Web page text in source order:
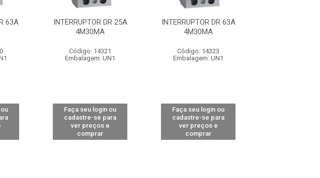
63A
INTERRUPTOR DR 25A
4M30MA
Código: 14321
Embalagem: UN1
Faça seu login ou
cadastre-se para
ver preços e
comprar
INTERRUPTOR DR 63A
4M30MA
Código: 14323
Embalagem: UN1
Faça seu login ou
cadastre-se para
ver preços e
comprar